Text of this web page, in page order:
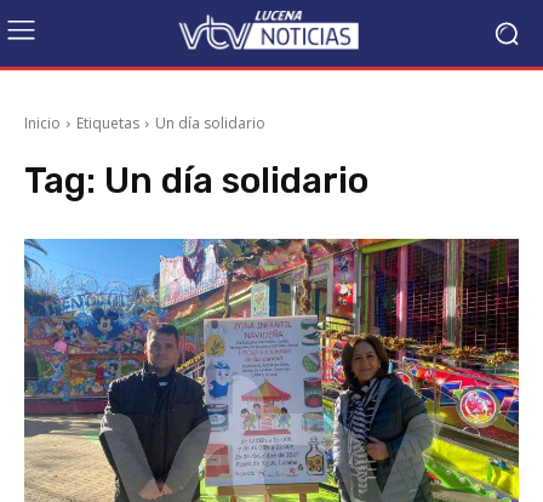
Inicio Etiquetas Un día solidario
Tag: Un día solidario